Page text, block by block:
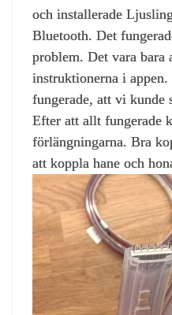
och installerade
Bluetooth. Det
problem. Det vara bara
instruktionerna i
fungerade, att vi kunde
Efter att allt fungerade
förlängningarna. Bra
att koppla hane och